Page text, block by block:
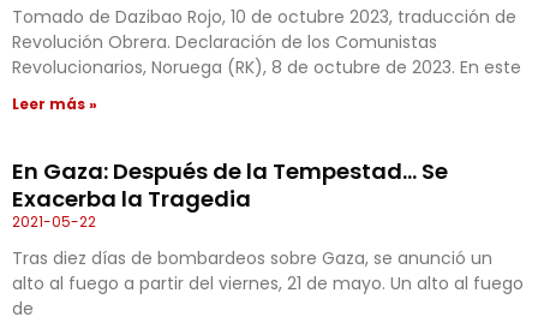
Tomado de Dazibao Rojo, 10 de octubre 2023, traducción de
Revolución Obrera. Declaración de los Comunistas
Revolucionarios, Noruega (RK), 8 de octubre de 2023. En este
Leer más »
En Gaza: Después de la Tempestad… Se
Exacerba la Tragedia
2021-05-22
Tras diez días de bombardeos sobre Gaza, se anunció un
alto al fuego a partir del viernes, 21 de mayo. Un alto al fuego
de